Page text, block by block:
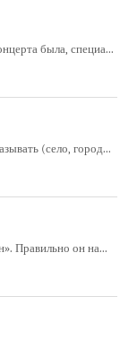
была, специа...
(село, город...
Правильно он на...